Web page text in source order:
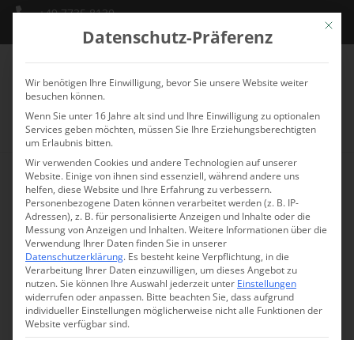
+49 7735 8130
info@schlossmarbach.de
Ankommen. Sicher fühlen. Ziele erreichen.
Schutzkonzept
Hygiene hat in Schloss Marbach seit jeher oberste
Priorität. Um der aktuellen Situation gerecht zu
werden wurden die Hygienerichtlinien weiter
Mit
Datenschutz-Präferenz
Wir benötigen Ihre Einwilligung, bevor Sie unsere Website weiter
besuchen können.
Wenn Sie unter 16 Jahre alt sind und Ihre Einwilligung zu optionalen
Services geben möchten, müssen Sie Ihre Erziehungsberechtigten
um Erlaubnis bitten.
Wir verwenden Cookies und andere Technologien auf unserer
Website. Einige von ihnen sind essenziell, während andere uns
helfen, diese Website und Ihre Erfahrung zu verbessern.
Personenbezogene Daten können verarbeitet werden (z. B. IP-
Adressen), z. B. für personalisierte Anzeigen und Inhalte oder die
Messung von Anzeigen und Inhalten.Weitere Informationen über die
Verwendung Ihrer Daten finden Sie in unserer
Datenschutzerklärung. Es besteht keine Verpflichtung, in die
Verarbeitung Ihrer Daten einzuwilligen, um dieses Angebot zu
nutzen.Sie können Ihre Auswahl jederzeit unter Einstellungen
widerrufen oder anpassen. Bitte beachten Sie, dass aufgrund
individueller Einstellungen möglicherweise nicht alle Funktionen der
Website verfügbar sind.